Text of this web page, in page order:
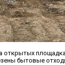
открытых
бытовые